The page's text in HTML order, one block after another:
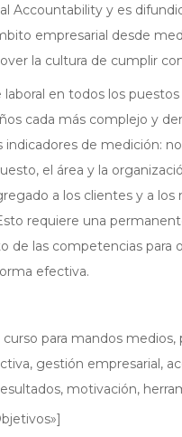
Accountability y es
empresarial desde
la cultura de cumplir
en todos los
cada más complejo y
indicadores de medición:
el área y la
a los clientes y a los
requiere una
de las competencias para
efectiva.
curso para mandos
gestión empresarial,
motivación,